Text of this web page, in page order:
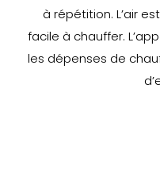
à répétition. L’air
facile à chauffer.
les dépenses de